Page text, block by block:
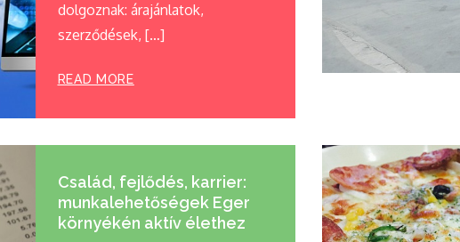
dolgoznak: árajánlatok,
szerződések, […]
READ MORE
Család, fejlődés, karrier:
munkalehetőségek Eger
környékén aktív élethez